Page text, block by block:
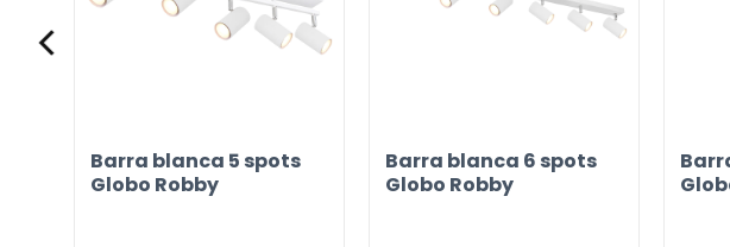
Barra blanca 5 spots
Globo Robby
Barra blanca 6 spots
Globo Robby